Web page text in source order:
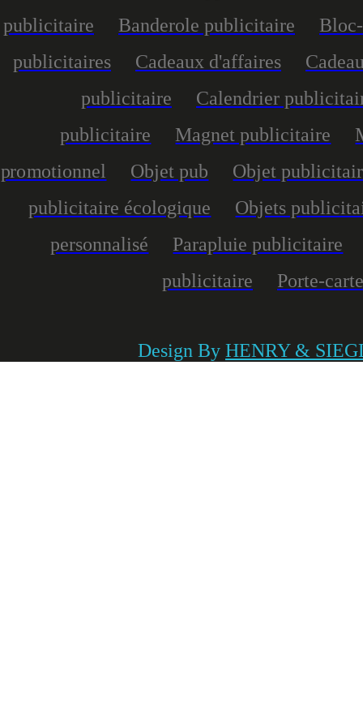
publicitaire
Banderole publicitaire
publicitaires
Cadeaux d'affaires
publicitaire
Calendrier
publicitaire
Magnet publicitaire
promotionnel
Objet pub
Objet
publicitaire écologique
Objets
personnalisé
Parapluie publicitaire
publicitaire
Porte-
Design By HENRY &